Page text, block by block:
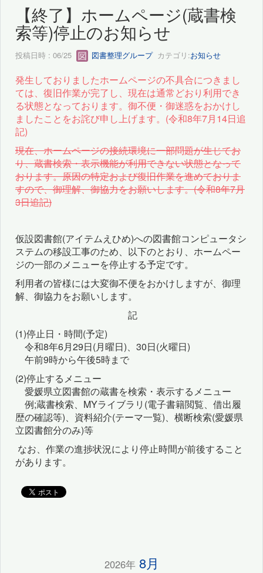
【終了】ホームページ(蔵書検
索等)停止のお知らせ
投稿日時 : 06/25 図書整理グループカテゴリ:お知らせ
発生しておりましたホームページの不具合につきまし
ては、復旧作業が完了し、現在は通常どおり利用でき
る状態となっております。御不便・御迷惑をおかけし
ましたことをお詫び申し上げます。(令和8年7月14日追
記)
現在、ホームページの接続環境に一部問題が生じてお
り、蔵書検索・表示機能が利用できない状態となって
おります。原因の特定および復旧作業を進めておりま
すので、御理解、御協力をお願いします。(令和8年7月
3日追記)
仮設図書館(アイテムえひめ)への図書館コンピュータシ
ステムの移設工事のため、以下のとおり、ホームペー
ジの一部のメニューを停止する予定です。
利用者の皆様には大変御不便をおかけしますが、御理
解、御協力をお願いします。
記
(1)停止日・時間(予定)
令和8年6月29日(月曜日)、30日(火曜日)
午前9時から午後5時まで
(2)停止するメニュー
愛媛県立図書館の蔵書を検索・表示するメニュー
例;蔵書検索、MYライブラリ(電子書籍閲覧、借出履
歴の確認等)、資料紹介(テーマ一覧)、横断検索(愛媛県
立図書館分のみ)等
なお、作業の進捗状況により停止時間が前後すること
があります。
2026年8月